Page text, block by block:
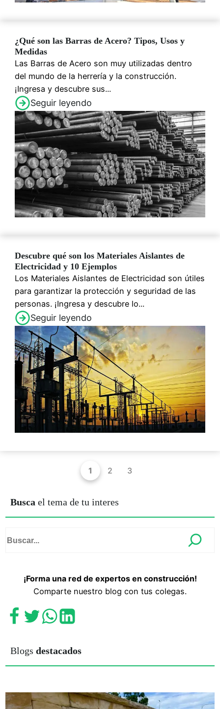
¿Qué son las Barras de Acero? Tipos, Usos y
Medidas
Las Barras de Acero son muy utilizadas dentro
del mundo de la herrería y la construcción.
¡Ingresa y descubre sus...
Seguir leyendo
Descubre qué son los Materiales Aislantes de
Electricidad y 10 Ejemplos
Los Materiales Aislantes de Electricidad son útiles
para garantizar la protección y seguridad de las
personas. ¡Ingresa y descubre lo...
Seguir leyendo
1 2 3
Busca el tema de tu interes
¡Forma una red de expertos en construcción!
Comparte nuestro blog con tus colegas.
Blogsdestacados